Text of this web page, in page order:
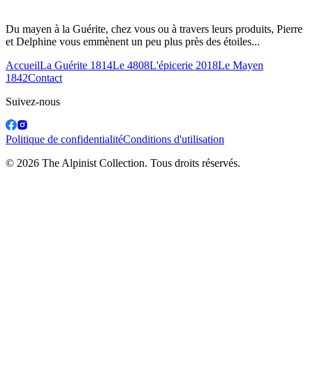
Du mayen à la Guérite, chez vous ou à travers leurs produits, Pierre
et Delphine vous emmènent un peu plus près des étoiles...
AccueilLa Guérite 1814Le 4808L'épicerie 2018Le Mayen
1842Contact
Suivez-nous
Politique de confidentialitéConditions d'utilisation
© 2026 The Alpinist Collection. Tous droits réservés.